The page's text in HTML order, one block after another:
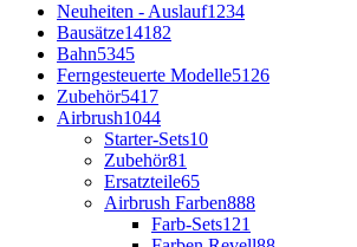
Neuheiten - Auslauf1234
Bausätze14182
Bahn5345
Ferngesteuerte Modelle5126
Zubehör5417
Airbrush1044
Starter-Sets10
Zubehör81
Ersatzteile65
Airbrush Farben888
Farb-Sets121